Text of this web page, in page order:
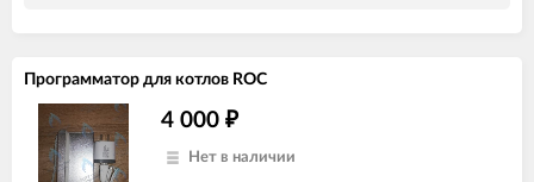
Программатор для котлов ROC
4 000 ₽
Нет в наличии